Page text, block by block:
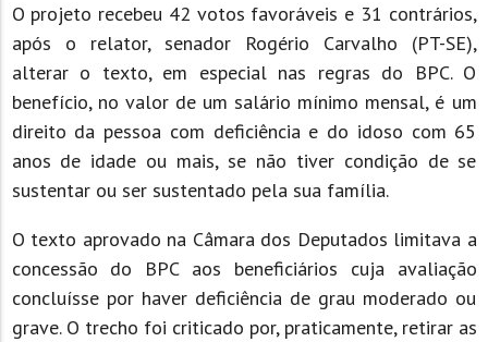
O projeto recebeu 42 votos favoráveis e 31 contrários,
após o relator, senador Rogério Carvalho (PT-SE),
alterar o texto, em especial nas regras do BPC. O
benefício, no valor de um salário mínimo mensal, é um
direito da pessoa com deficiência e do idoso com 65
anos de idade ou mais, se não tiver condição de se
sustentar ou ser sustentado pela sua família.
O texto aprovado na Câmara dos Deputados limitava a
concessão do BPC aos beneficiários cuja avaliação
concluísse por haver deficiência de grau moderado ou
grave. O trecho foi criticado por, praticamente, retirar as